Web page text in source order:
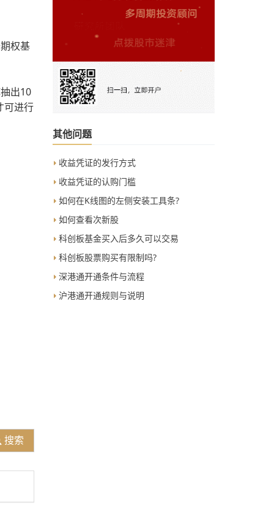
权基
出10
可进行
搜索
其他问题
收益凭证的发行方式
收益凭证的认购门槛
如何在K线图的左侧安装工具条?
如何查看次新股
科创板基金买入后多久可以交易
科创板股票购买有限制吗?
深港通开通条件与流程
沪港通开通规则与说明